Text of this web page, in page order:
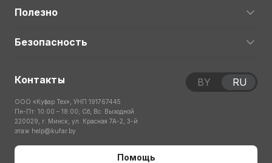
Полезно
Безопасность
Контакты
ООО «Куфар Тех», УНП 191767445
Пн-Пт: 10:00 – 18:00; Сб, Вс: Выходной
220029, г. Минск, ул. Красная 7А-2, 3-й
этаж help@kufar.by
Помощь
BY RU